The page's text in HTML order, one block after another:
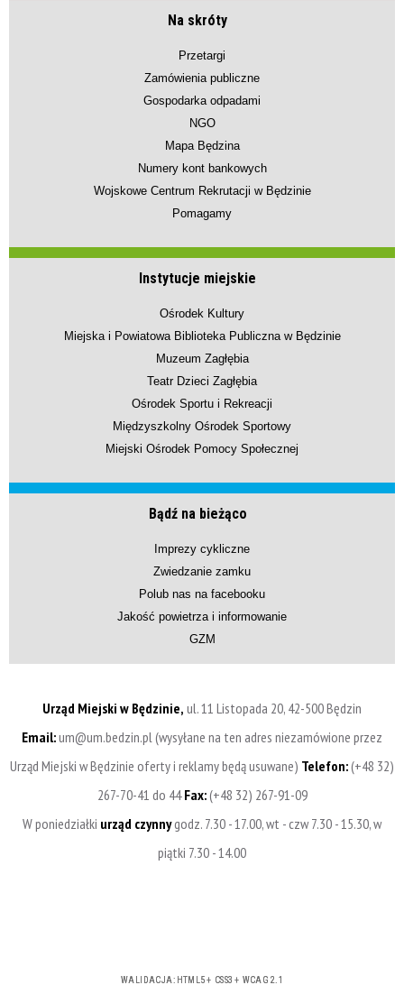
Na skróty
Przetargi
Zamówienia publiczne
Gospodarka odpadami
NGO
Mapa Będzina
Numery kont bankowych
Wojskowe Centrum Rekrutacji w Będzinie
Pomagamy
Instytucje miejskie
Ośrodek Kultury
Miejska i Powiatowa Biblioteka Publiczna w Będzinie
Muzeum Zagłębia
Teatr Dzieci Zagłębia
Ośrodek Sportu i Rekreacji
Międzyszkolny Ośrodek Sportowy
Miejski Ośrodek Pomocy Społecznej
Bądź na bieżąco
Imprezy cykliczne
Zwiedzanie zamku
Polub nas na facebooku
Jakość powietrza i informowanie
GZM
Urząd Miejski w Będzinie, ul. 11 Listopada 20, 42-500 Będzin
Email:um@um.bedzin.pl (wysyłane na ten adres niezamówione przez
Urząd Miejski w Będzinie oferty i reklamy będą usuwane) Telefon:(+48 32)
267-70-41 do 44Fax:(+48 32) 267-91-09
W poniedziałki urząd czynnygodz. 7.30 - 17.00, wt - czw 7.30 - 15.30, w
piątki 7.30 - 14.00
WALIDACJA: HTML5+ CSS3 + WCAG 2.1